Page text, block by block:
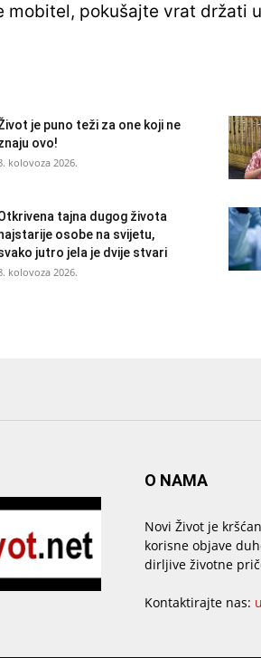
mobitel, pokušajte vrat držati
je puno teži za one koji ne
ovo!
kolovoza 2026.
tajna dugog života
osobe na svijetu,
jutro jela je dvije stvari
kolovoza 2026.
O NAMA
Novi Život je
korisne objave
dirljive životne
Kontaktirajte nas: